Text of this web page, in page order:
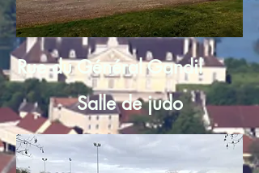
Rue du Général Gandil
Salle de judo